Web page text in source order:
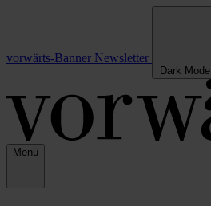
vorwärts-Banner Newsletter
Dark Mode
Menü